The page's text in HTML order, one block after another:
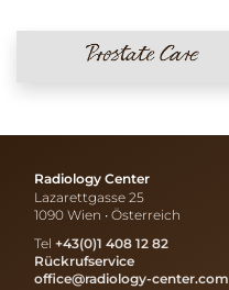
Radiology Center
Lazarettgasse 25
1090 Wien • Österreich
Tel +43(0)1 408 12 82
Rückrufservice
office@radiology-center.com